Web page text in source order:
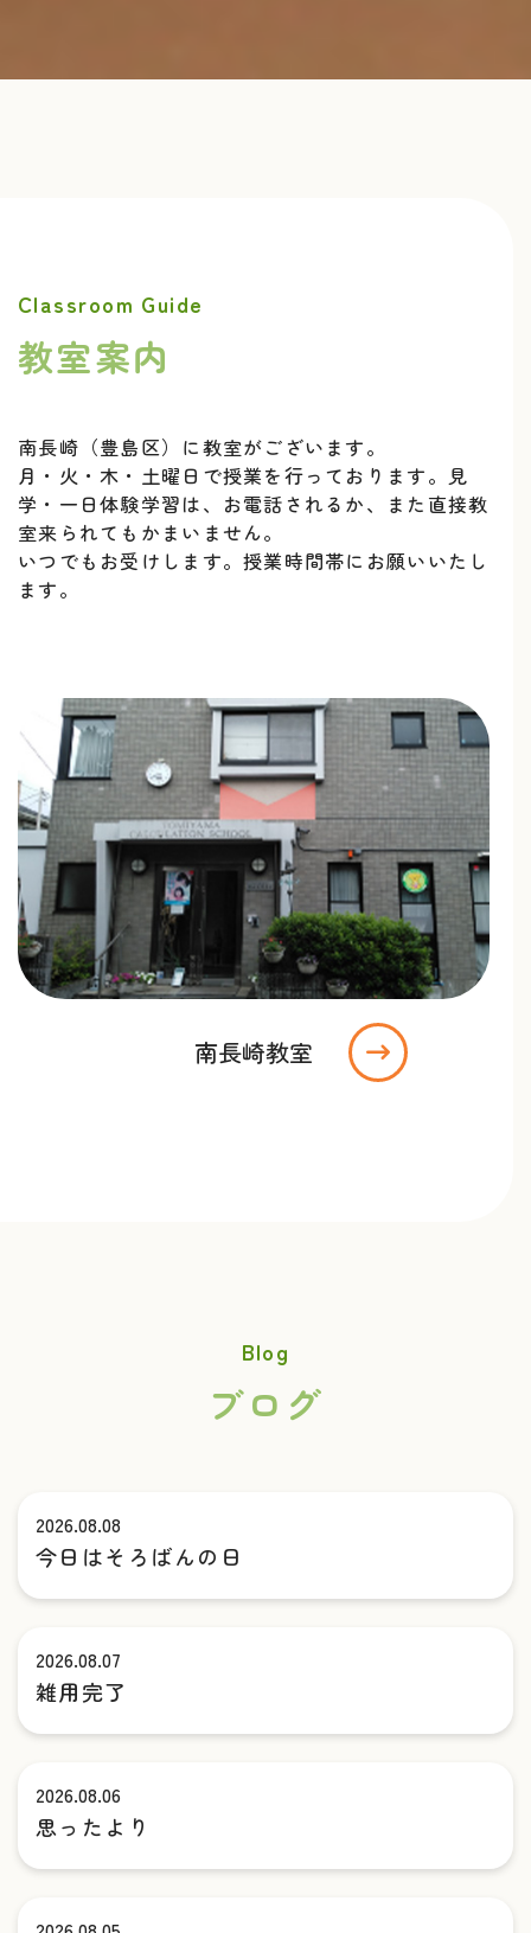
2023.07.18
HPをリニューアルいたしました。
Classroom Guide
教室案内
南長崎（豊島区）に教室がございます。
月・火・木・土曜日で授業を行っております。見
学・一日体験学習は、お電話されるか、また直接教
室来られてもかまいません。
いつでもお受けします。授業時間帯にお願いいたし
ます。
南長崎教室
Blog
ブログ
2026.08.08
今日はそろばんの日
2026.08.07
雑用完了
2026.08.06
思ったより